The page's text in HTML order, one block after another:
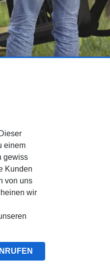
einem
gewiss
Kunden
von uns
wir